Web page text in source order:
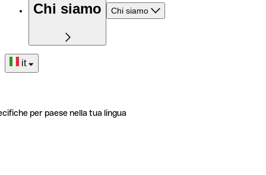
Chi siamo Chi siamo
it
per paese nella tua lingua